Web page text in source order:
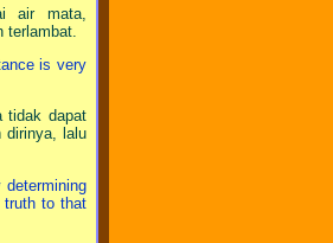
air mata,
terlambat.
is very
tidak dapat
dirinya, lalu
truth to that